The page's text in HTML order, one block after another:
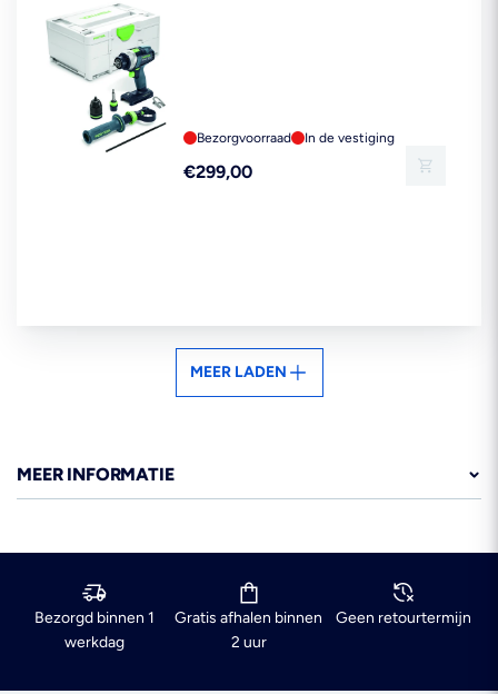
Bezorgvoorraad In de vestiging
Reguliere
€299,00
MEER LADEN
MEER INFORMATIE
Bezorgd binnen 1
werkdag
Gratis afhalen binnen
2 uur
Geen retourtermijn